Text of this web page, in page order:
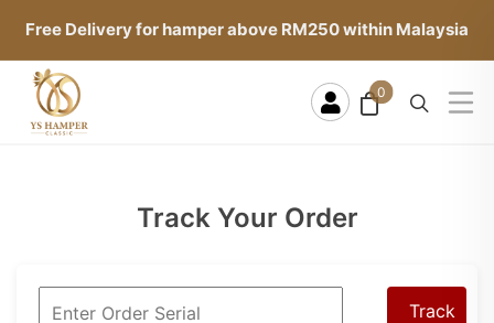
Free Delivery for hamper above RM250 within Malaysia
0
Track Your Order
Track